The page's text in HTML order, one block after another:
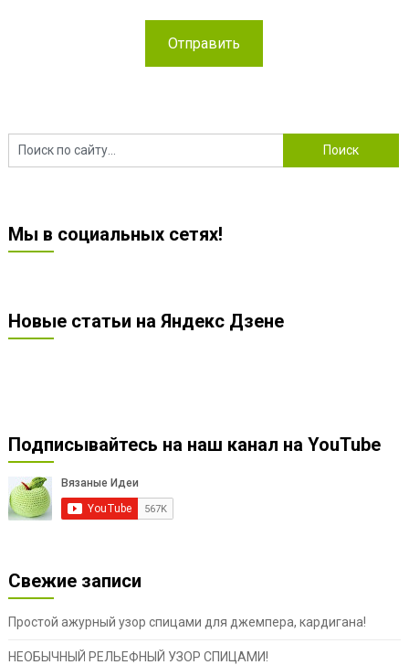
Мы в социальных сетях!
Новые статьи на Яндекс Дзене
Подписывайтесь на наш канал на YouTube
Свежие записи
Простой ажурный узор спицами для джемпера, кардигана!
НЕОБЫЧНЫЙ РЕЛЬЕФНЫЙ УЗОР СПИЦАМИ!